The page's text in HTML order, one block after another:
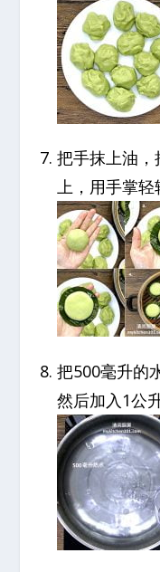
把手抹上油
上，用手掌轻
把500毫升的
然后加入1公